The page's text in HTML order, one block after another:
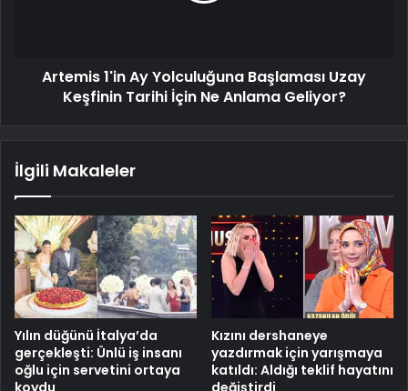
Artemis 1'in Ay Yolculuğuna Başlaması Uzay
Keşfinin Tarihi İçin Ne Anlama Geliyor?
İlgili Makaleler
Yılın düğünü İtalya’da
gerçekleşti: Ünlü iş insanı
oğlu için servetini ortaya
Kızını dershaneye
yazdırmak için yarışmaya
katıldı: Aldığı teklif hayatını